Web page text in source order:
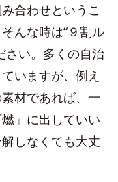
合わせというこ
んな時は“９割ル
さい。多くの自治
いますが、例え
材であれば、一
」に出していい
しなくても大丈